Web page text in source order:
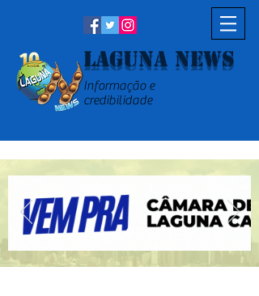
Laguna News
Informação e
credibilidade